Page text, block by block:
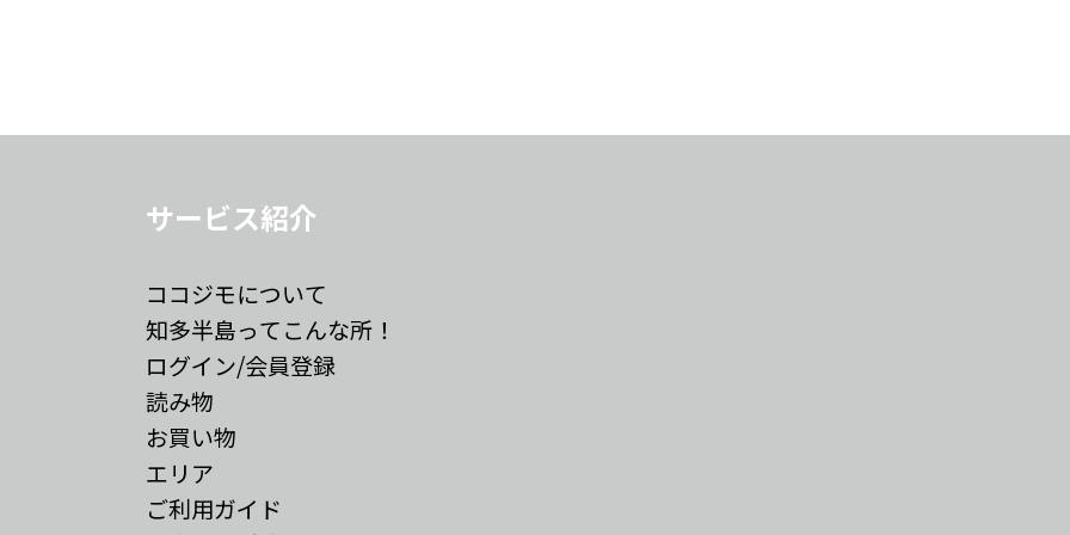
サービス紹介
ココジモについて
知多半島ってこんな所！
ログイン/会員登録
読み物
お買い物
エリア
ご利用ガイド